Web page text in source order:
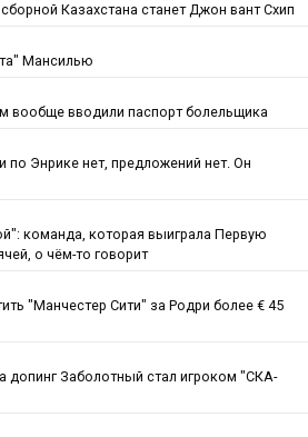
Казахстана станет Джон вант Схип
Мансилью
вообще вводили паспорт болельщика
по Энрике нет, предложений нет. Он
команда, которая выиграла Первую
о чём-то говорит
"Манчестер Сити" за Родри более € 45
допинг Заболотный стал игроком "СКА-